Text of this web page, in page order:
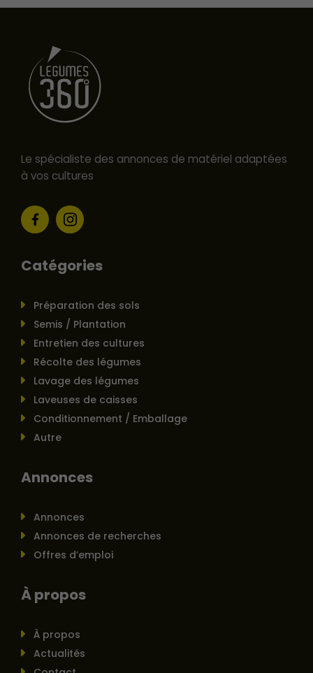
Le spécialiste des annonces de matériel adaptées
à vos cultures
Catégories
Préparation des sols
Semis / Plantation
Entretien des cultures
Récolte des légumes
Lavage des légumes
Laveuses de caisses
Conditionnement / Emballage
Autre
Annonces
Annonces
Annonces de recherches
Offres d’emploi
À propos
À propos
Actualités